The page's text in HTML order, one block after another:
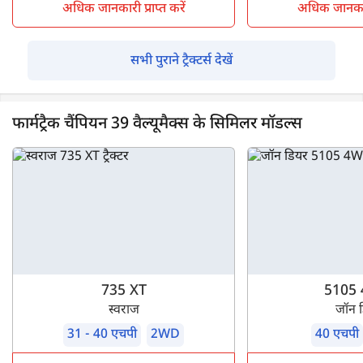
अधिक जानकारी प्राप्त करें
अधिक
सभी पुराने ट्रैक्टर्स देखें
फार्मट्रैक चैंपियन 39 वैल्यूमैक्स के सिमिलर मॉडल्स
735 XT
स्वराज
31 - 40 एचपी
2WD
5105
जॉन
40 एचपी